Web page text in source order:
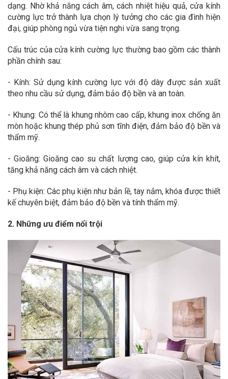
dạng. Nhờ khả năng cách âm, cách nhiệt hiệu quả, cửa kính
cường lực trở thành lựa chọn lý tưởng cho các gia đình hiện
đại, giúp phòng ngủ vừa tiện nghi vừa sang trọng.
Cấu trúc của cửa kính cường lực thường bao gồm các thành
phần chính sau:
- Kính: Sử dụng kính cường lực với độ dày được sản xuất
theo nhu cầu sử dụng, đảm bảo độ bền và an toàn.
- Khung: Có thể là khung nhôm cao cấp, khung inox chống ăn
mòn hoặc khung thép phủ sơn tĩnh điện, đảm bảo độ bền và
thẩm mỹ.
- Gioăng: Gioăng cao su chất lượng cao, giúp cửa kín khít,
tăng khả năng cách âm và cách nhiệt.
- Phụ kiện: Các phụ kiện như bản lề, tay nắm, khóa được thiết
kế chuyên biệt, đảm bảo độ bền và tính thẩm mỹ.
2. Những ưu điểm nổi trội